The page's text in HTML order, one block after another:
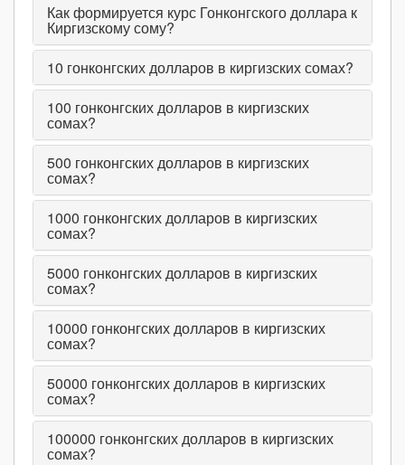
Как формируется курс Гонконгского доллара к
Киргизскому сому?
10 гонконгских долларов в киргизских сомах?
100 гонконгских долларов в киргизских
сомах?
500 гонконгских долларов в киргизских
сомах?
1000 гонконгских долларов в киргизских
сомах?
5000 гонконгских долларов в киргизских
сомах?
10000 гонконгских долларов в киргизских
сомах?
50000 гонконгских долларов в киргизских
сомах?
100000 гонконгских долларов в киргизских
сомах?